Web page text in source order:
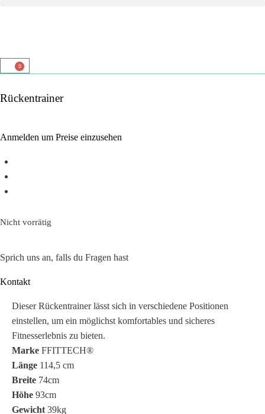
0
Rückentrainer
Anmelden um Preise einzusehen
Nicht vorrätig
Sprich uns an, falls du Fragen hast
Kontakt
Dieser Rückentrainer lässt sich in verschiedene Positionen
einstellen, um ein möglichst komfortables und sicheres
Fitnesserlebnis zu bieten.
Marke FFITTECH®
Länge 114,5 cm
Breite 74cm
Höhe 93cm
Gewicht 39kg